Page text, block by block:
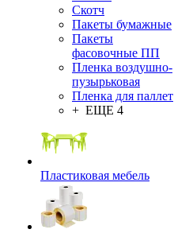
Скотч
Пакеты бумажные
Пакеты
фасовочные ПП
Пленка воздушно-
пузырьковая
Пленка для паллет
+ ЕЩЕ 4
Пластиковая мебель